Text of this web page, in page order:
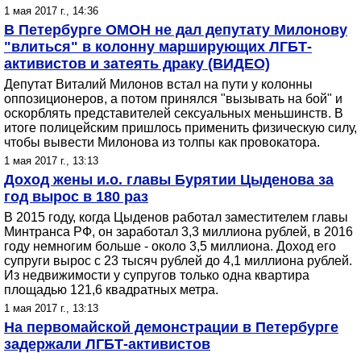
1 мая 2017 г., 14:36
В Петербурге ОМОН не дал депутату Милонову
"влиться" в колонну марширующих ЛГБТ-
активистов и затеять драку (ВИДЕО)
Депутат Виталий Милонов встал на пути у колонны
оппозиционеров, а потом принялся "вызывать на бой" и
оскорблять представителей сексуальных меньшинств. В
итоге полицейским пришлось применить физическую силу,
чтобы вывести Милонова из толпы как провокатора.
1 мая 2017 г., 13:13
Доход жены и.о. главы Бурятии Цыденова за
год вырос в 180 раз
В 2015 году, когда Цыденов работал заместителем главы
Минтранса РФ, он заработал 3,3 миллиона рублей, в 2016
году немногим больше - около 3,5 миллиона. Доход его
супруги вырос с 23 тысяч рублей до 4,1 миллиона рублей.
Из недвижимости у супругов только одна квартира
площадью 121,6 квадратных метра.
1 мая 2017 г., 13:13
На первомайской демонстрации в Петербурге
задержали ЛГБТ-активистов